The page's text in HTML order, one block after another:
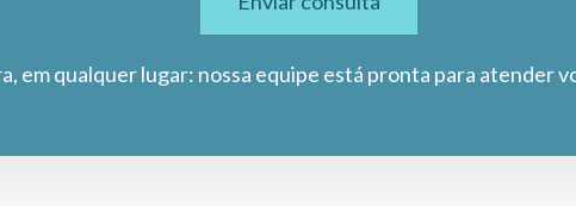
em qualquer lugar: nossa equipe está pronta para atender